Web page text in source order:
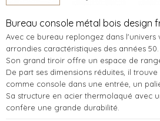
Bureau console métal bois design
Avec ce bureau replongez dans l'univers
arrondies caractéristiques des années 50.
Son grand tiroir offre un espace de
De part ses dimensions réduites, il
comme console dans une entrée, un
Sa structure en acier thermolaqué avec
confère une grande durabilité.